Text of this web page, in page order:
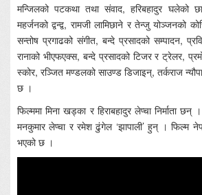
मन्जिलको पटकथा तथा संवाद, हरिबहादुर घलेको
महर्जनको द्वन्द्व, रामजी लामिछाने र तेन्जु योञ्जनको
सन्तोष प्रगाढको संगीत, बन्दे प्रसादको सम्पादन,
रानाको भीएफएक्स, बन्दे प्रसादको टिजर र ट्रेलर,
स्कोर, रञ्जित मण्डलको साउण्ड डिजाइन्, तर्कराज
छ ।
फिल्ममा मिना खड्का र हिराबहादुर लेप्चा निर्माता छन् ।
मनकुमार लेप्चा र रमेश ढुंगेल ‘झापाली’ हुन् । फिल्म
भएको छ ।